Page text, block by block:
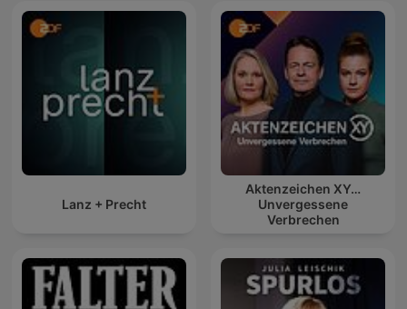
Lanz + Precht
Aktenzeichen XY…
Unvergessene
Verbrechen